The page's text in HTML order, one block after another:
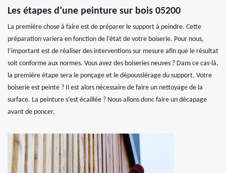
Les étapes d’une peinture sur bois 05200
La première chose à faire est de préparer le support à peindre. Cette
préparation variera en fonction de l’état de votre boiserie. Pour nous,
l’important est de réaliser des interventions sur mesure afin que le résultat
soit conforme aux normes. Vous avez des boiseries neuves ? Dans ce cas-là,
la première étape sera le ponçage et le dépoussiérage du support. Votre
boiserie est peinte ? Il est alors nécessaire de faire un nettoyage de la
surface. La peinture s’est écaillée ? Nous allons donc faire un décapage
avant de poncer.